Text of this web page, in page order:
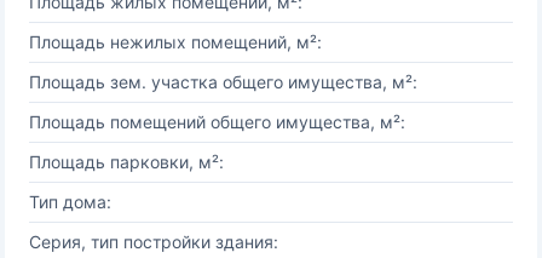
Площадь нежилых помещений, м²:
Площадь зем. участка общего имущества, м²:
Площадь помещений общего имущества, м²:
Площадь парковки, м²:
Тип дома:
Серия, тип постройки здания: